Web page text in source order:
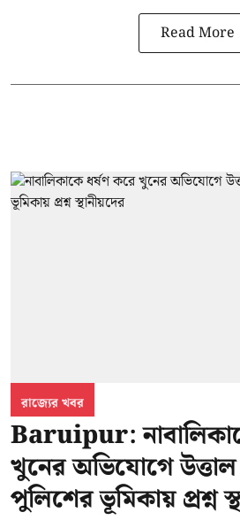
Read More
রাজ্যের খবর
Baruipur:
খুনের অভিযোগে
পুলিশের ভূমিকায় প্রশ্ন